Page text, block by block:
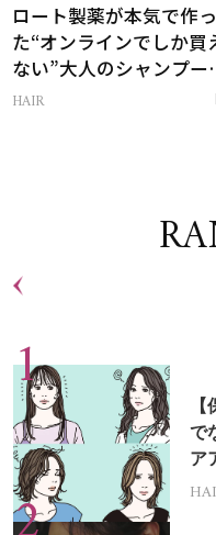
ロート製薬が本気で作っ
た“オンラインでしか買
ない”大人のシャンプー
トリートメントって？
HAIR
で
ア